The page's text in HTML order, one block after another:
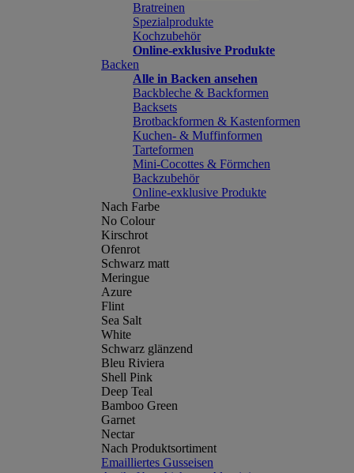
Bratreinen
Spezialprodukte
Kochzubehör
Online-exklusive Produkte
Backen
Alle in Backen ansehen
Backbleche & Backformen
Backsets
Brotbackformen & Kastenformen
Kuchen- & Muffinformen
Tarteformen
Mini-Cocottes & Förmchen
Backzubehör
Online-exklusive Produkte
Nach Farbe
No Colour
Kirschrot
Ofenrot
Schwarz matt
Meringue
Azure
Flint
Sea Salt
White
Schwarz glänzend
Bleu Riviera
Shell Pink
Deep Teal
Bamboo Green
Garnet
Nectar
Nach Produktsortiment
Emailliertes Gusseisen